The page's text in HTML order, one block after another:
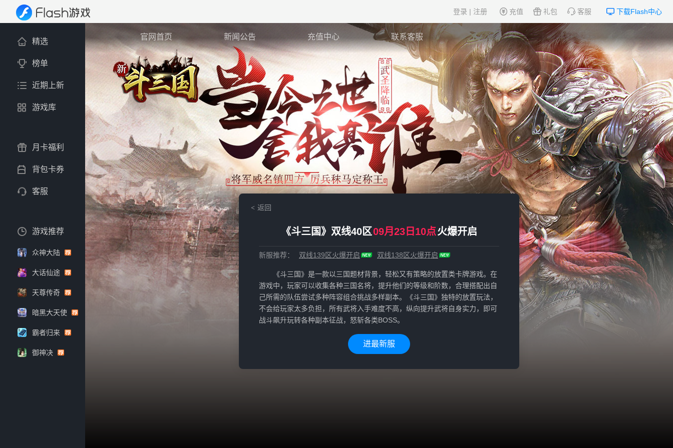
下载Flash中心
客服
礼包
充值
登录 | 注册
官网首页 新闻公告 充值中心 联系客服
返回
《斗三国》双线40区09月23日10点火爆开启
新服推荐： 双线139区火爆开启 双线138区火爆开启
《斗三国》是一款以三国题材背景，轻松又有策略的放置类卡牌游戏。在
游戏中，玩家可以收集各种三国名将，提升他们的等级和阶数，合理搭配出自
己所需的队伍尝试多种阵容组合挑战多样副本。《斗三国》独特的放置玩法，
不会给玩家太多负担，所有武将入手难度不高，纵向提升武将自身实力，即可
战斗飙升玩转各种副本征战，怒斩各类BOSS。
进最新服
精选
榜单
近期上新
游戏库
月卡福利
背包卡券
客服
游戏推荐
众神大陆
大话仙途
天尊传奇
暗黑大天使
霸者归来
御神决